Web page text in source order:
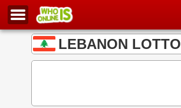
LEBANON LOTTO